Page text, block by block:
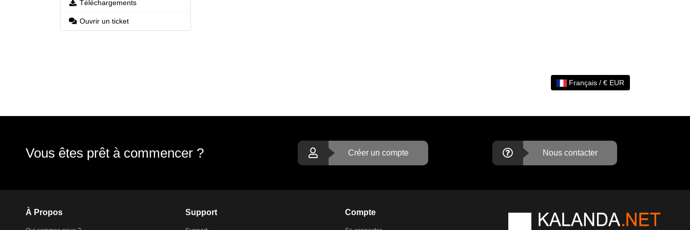
Téléchargements
Ouvrir un ticket
Français / € EUR
Vous êtes prêt à commencer ? Créer un compte Nous contacter
À Propos Support Compte